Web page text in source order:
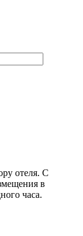
отеля. С
в
часа.